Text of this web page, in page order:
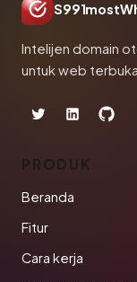
Intelijen domain
untuk web terbuka.
PRODUK
Beranda
Fitur
Cara kerja